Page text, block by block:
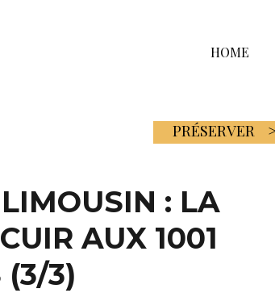
HOME
PRÉSERVER
: LA
AUX 1001
(3/3)